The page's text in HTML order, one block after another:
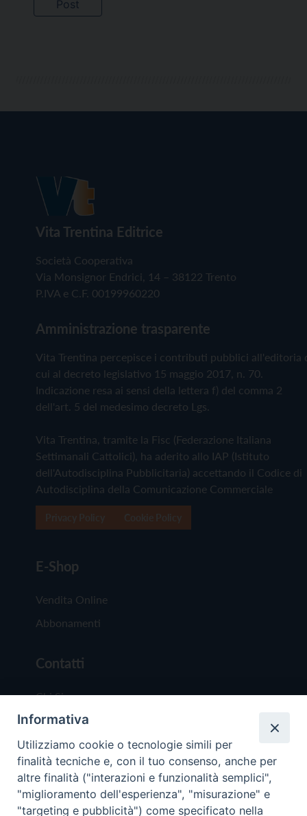
Vita Trentina Editrice
Società Cooperativa
Via Monsignor Endrici, 14 – 38122 Trento
P.IVA e C.F. 00199960220
Amministrazione trasparente
Vita Trentina percepisce i contributi pubblici all'editoria
cui al decreto legislativo 15 maggio 2017, n. 70.
Indicazione resa ai sensi della lettera f) del comma 2
dell'art. 5 del medesimo decreto Lgs.
Vita Trentina, tramite la Fisc (Federazione Italiana
Settimanali Cattolici), ha aderito allo IAP (Istituto
dell'Autodisciplina Pubblicitaria) accettando il Codice di
Autodisciplina della Comunicazione Commerciale
E-Shop
Vendita Online
Abbonamenti
Contatti
Chi Siamo
Redazione
Scrivici
Informativa
Utilizziamo cookie o tecnologie simili per
finalità tecniche e, con il tuo consenso, anche per
altre finalità ("interazioni e funzionalità semplici",
"miglioramento dell'esperienza", "misurazione" e
"targeting e pubblicità") come specificato nella